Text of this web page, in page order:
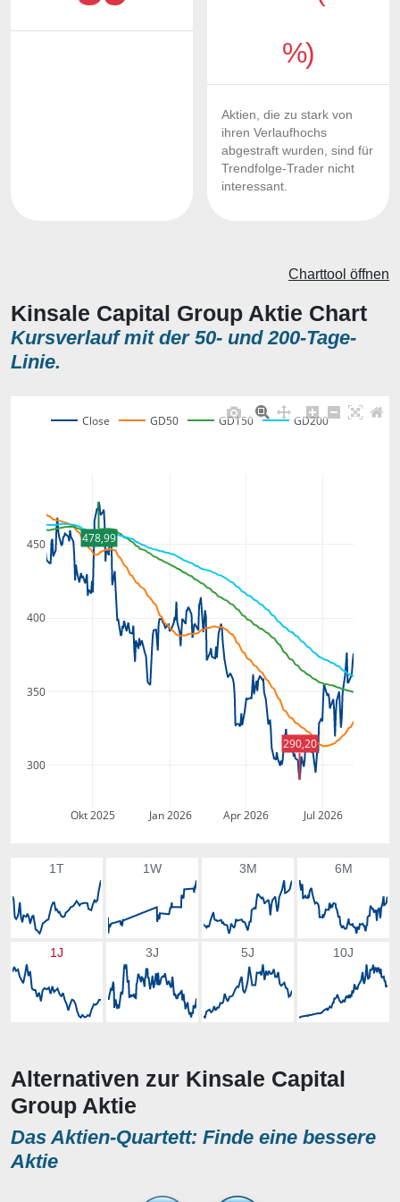
%)
Aktien, die zu stark von
ihren Verlaufhochs
abgestraft wurden, sind für
Trendfolge-Trader nicht
interessant.
Kinsale Capital Group Aktie Chart
Kursverlauf mit der 50- und 200-Tage-
Linie.
Charttool öffnen
Okt 2025 Jan 2026 Apr 2026 Jul 2026
300
350
400
450
Close GD50 GD150 GD200
478,99
290,20
1T 1W 3M 6M
1J 3J 5J 10J
Alternativen zur Kinsale Capital
Group Aktie
Das Aktien-Quartett: Finde eine bessere
Aktie